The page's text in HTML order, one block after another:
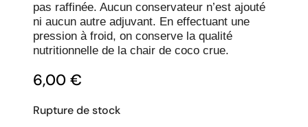
pas raffinée. Aucun conservateur n’est ajouté
ni aucun autre adjuvant. En effectuant une
pression à froid, on conserve la qualité
nutritionnelle de la chair de coco crue.
6,00 €
Rupture de stock